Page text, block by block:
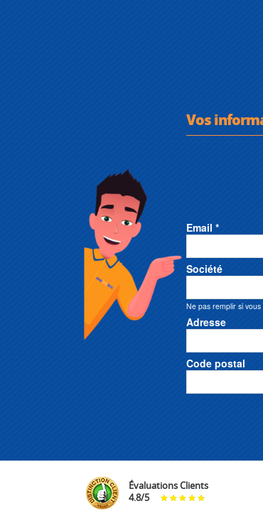
Vos
Email *
Société
Ne pas remplir si
Adresse
Code postal
Évaluations Clients
4.8/5